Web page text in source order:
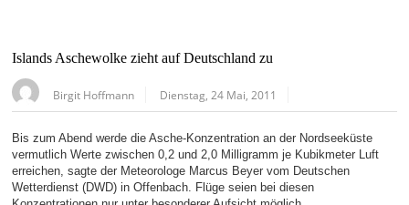
Islands Aschewolke zieht auf Deutschland zu
Birgit Hoffmann Dienstag, 24 Mai, 2011
Bis zum Abend werde die Asche-Konzentration an der Nordseeküste
vermutlich Werte zwischen 0,2 und 2,0 Milligramm je Kubikmeter Luft
erreichen, sagte der Meteorologe Marcus Beyer vom Deutschen
Wetterdienst (DWD) in Offenbach. Flüge seien bei diesen